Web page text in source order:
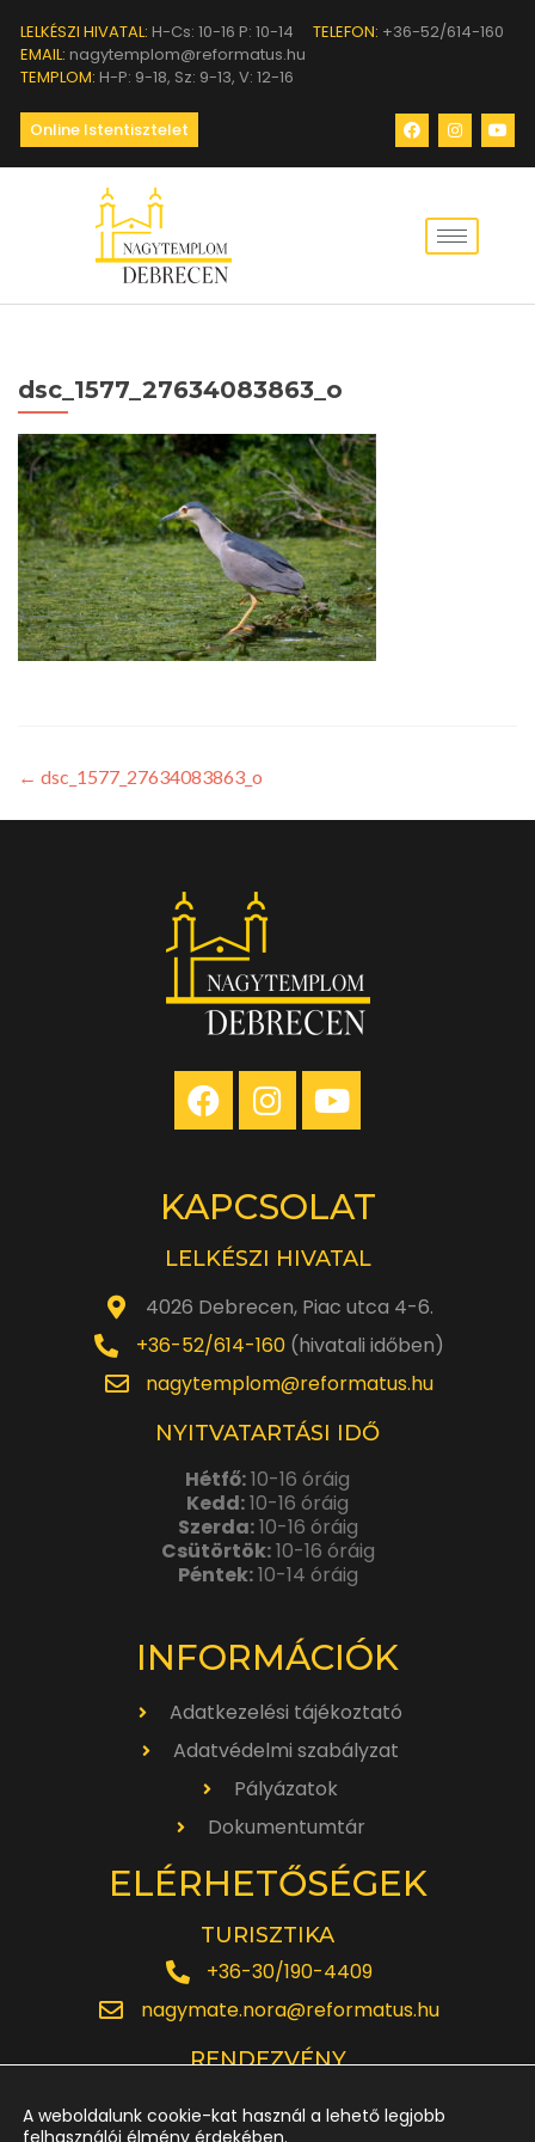
LELKÉSZI HIVATAL: H-Cs: 10-16 P: 10-14 TELEFON: +36-52/614-160
EMAIL: nagytemplom@reformatus.hu
TEMPLOM: H-P: 9-18, Sz: 9-13, V: 12-16
Online Istentisztelet
dsc_1577_27634083863_o
← dsc_1577_27634083863_o
KAPCSOLAT
LELKÉSZI HIVATAL
4026 Debrecen, Piac utca 4-6.
+36-52/614-160(hivatali időben)
nagytemplom@reformatus.hu
NYITVATARTÁSI IDŐ
Hétfő:10-16 óráig
Kedd:10-16 óráig
Szerda:10-16 óráig
Csütörtök:10-16 óráig
Péntek:10-14 óráig
INFORMÁCIÓK
Adatkezelési tájékoztató
Adatvédelmi szabályzat
Pályázatok
Dokumentumtár
ELÉRHETŐSÉGEK
TURISZTIKA
+36-30/190-4409
nagymate.nora@reformatus.hu
RENDEZVÉNY
rendezveny.nagytemplom@reformatus.hu
A weboldalunk cookie-kat használ a lehető legjobb
felhasználói élmény érdekében.